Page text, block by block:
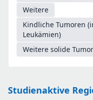
Weitere
Kindliche Tumoren
Leukämien)
Weitere solide
Studienaktive